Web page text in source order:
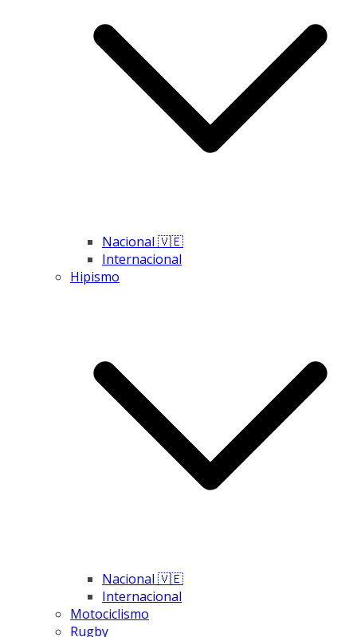
Nacional 🇻🇪
Internacional
Hipismo
Nacional 🇻🇪
Internacional
Motociclismo
Rugby